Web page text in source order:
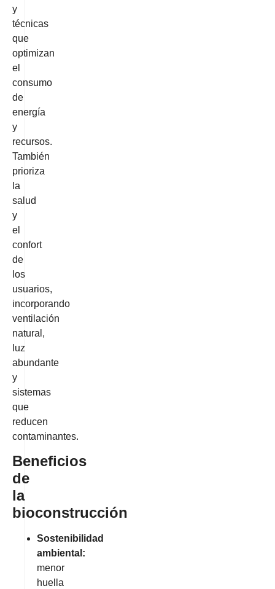
y
técnicas
que
optimizan
el
consumo
de
energía
y
recursos.
También
prioriza
la
salud
y
el
confort
de
los
usuarios,
incorporando
ventilación
natural,
luz
abundante
y
sistemas
que
reducen
contaminantes.
Beneficios
de
la
bioconstrucción
Sostenibilidad
ambiental:
menor
huella